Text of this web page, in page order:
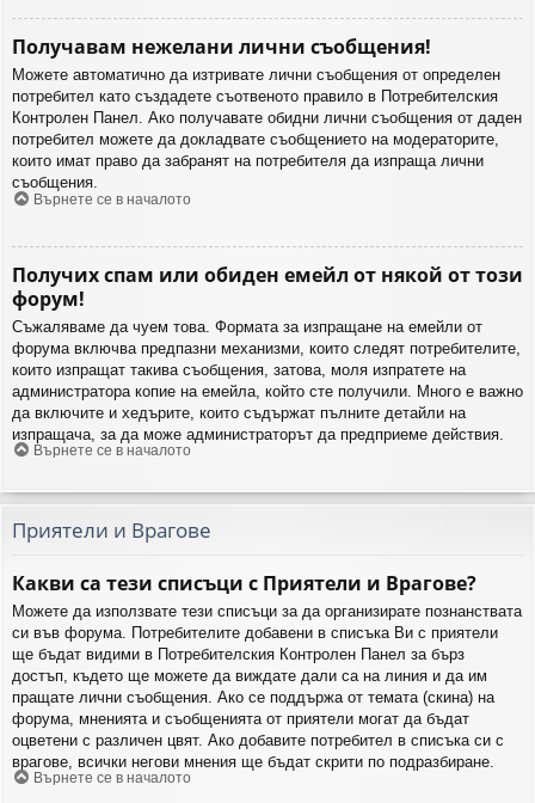
Получавам нежелани лични съобщения!
Можете автоматично да изтривате лични съобщения от определен
потребител като създадете съотвеното правило в Потребителския
Контролен Панел. Ако получавате обидни лични съобщения от даден
потребител можете да докладвате съобщението на модераторите,
които имат право да забранят на потребителя да изпраща лични
съобщения.
Върнете се в началото
Получих спам или обиден емейл от някой от този
форум!
Съжаляваме да чуем това. Формата за изпращане на емейли от
форума включва предпазни механизми, които следят потребителите,
които изпращат такива съобщения, затова, моля изпратете на
администратора копие на емейла, който сте получили. Много е важно
да включите и хедърите, които съдържат пълните детайли на
изпращача, за да може администраторът да предприеме действия.
Върнете се в началото
Приятели и Врагове
Какви са тези списъци с Приятели и Врагове?
Можете да използвате тези списъци за да организирате познанствата
си във форума. Потребителите добавени в списъка Ви с приятели
ще бъдат видими в Потребителския Контролен Панел за бърз
достъп, където ще можете да виждате дали са на линия и да им
пращате лични съобщения. Ако се поддържа от темата (скина) на
форума, мненията и съобщенията от приятели могат да бъдат
оцветени с различен цвят. Ако добавите потребител в списъка си с
врагове, всички негови мнения ще бъдат скрити по подразбиране.
Върнете се в началото